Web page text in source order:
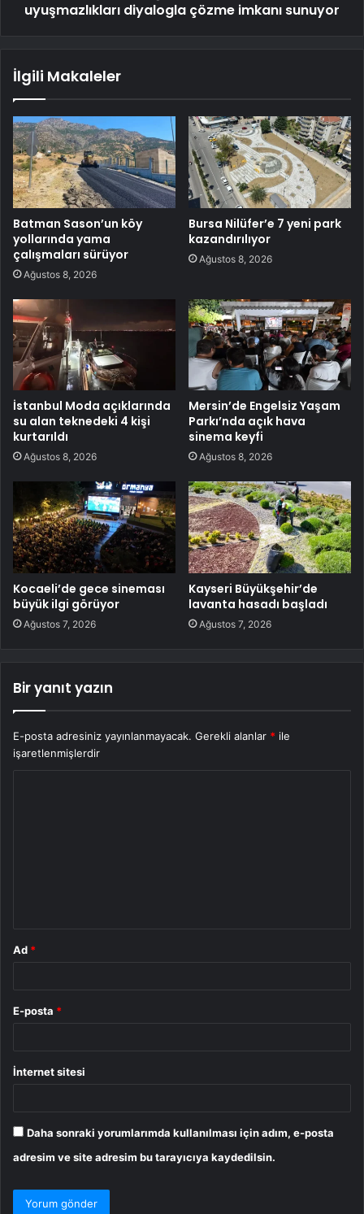
uyuşmazlıkları diyalogla çözme imkanı sunuyor
İlgili Makaleler
Batman Sason’un köy
yollarında yama
çalışmaları sürüyor
Ağustos 8, 2026
Bursa Nilüfer’e 7 yeni park
kazandırılıyor
Ağustos 8, 2026
İstanbul Moda açıklarında
su alan teknedeki 4 kişi
kurtarıldı
Ağustos 8, 2026
Mersin’de Engelsiz Yaşam
Parkı’nda açık hava
sinema keyfi
Ağustos 8, 2026
Kocaeli’de gece sineması
büyük ilgi görüyor
Ağustos 7, 2026
Kayseri Büyükşehir’de
lavanta hasadı başladı
Ağustos 7, 2026
Bir yanıt yazın
E-posta adresiniz yayınlanmayacak. Gerekli alanlar * ile
işaretlenmişlerdir
Ad *
E-posta *
İnternet sitesi
Daha sonraki yorumlarımda kullanılması için adım, e-posta
adresim ve site adresim bu tarayıcıya kaydedilsin.